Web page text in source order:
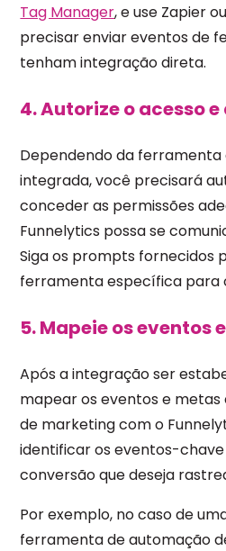
Tag Manager, e use Zapier
precisar enviar eventos de
tenham integração direta.
4. Autorize o acesso
Dependendo da ferramenta
integrada, você precisará
conceder as permissões
Funnelytics possa se
Siga os prompts fornecidos
ferramenta específica para
5. Mapeie os eventos
Após a integração ser
mapear os eventos e
de marketing com o
identificar os eventos-
conversão que deseja
Por exemplo, no caso de
ferramenta de automação